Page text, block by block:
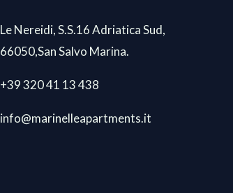
Le Nereidi, S.S.16 Adriatica Sud,
66050,San Salvo Marina.
+39 320 41 13 438
info@marinelleapartments.it